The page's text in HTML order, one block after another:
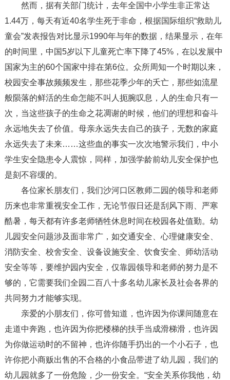
然而，据有关部门统计，去年全国中小学生非正常达
1.44万，每天有近40名学生死于非命，根据国际组织“救助儿
童会”发表报告对比显示1990年与年的数据，结果显示，在年
的时间里，中国5岁以下儿童死亡率下降了45%，在以发展中
国家为主的60个国家中排在第6位。众所周知一个时期以来，
校园安全事故频频发生，那些花季少年的夭亡，那些如流星
般陨落的鲜活的生命怎能不叫人扼腕叹息，人的生命只有一
次，当这些孩子的生命之花凋谢的时候，他们的理想和奋斗
永远地失去了价值。母亲永远失去自己的孩子，无数的家庭
永远失去了未来……这些血的事实一次次地警示我们，中小
学生安全隐患令人震惊，同样，加强学龄前幼儿安全保护也
是刻不容缓的。
各位家长朋友们，我们沙河口区教师二园的领导和老师
历来也非常重视安全工作，无论节假日还是刮风下雨、严寒
酷暑，每天都有许多老师牺牲休息时间在校园各处值勤。幼
儿园安全问题涉及面非常广，如交通安全、心理健康安全、
消防安全、校舍安全、设备设施安全、饮食安全、师幼活动
安全等等，要维护园内安全，仅靠园领导和老师的努力是不
够的，它需要我们全园二百八十多名幼儿家长及社会各界的
共同努力才能够实现。
亲爱的小朋友们，你可曾知道，也许因为你课间随意在
走道中奔跑，也许因为你把楼梯的扶手当成滑梯滑，也许因
为你做运动时的不留神，也许你随手扔出的一个小石子，也
许你把小商贩出售的不合格的小食品带进了幼儿园，我们的
幼儿园就多了一份危险，少一份安全。“安全关系你我他，幼